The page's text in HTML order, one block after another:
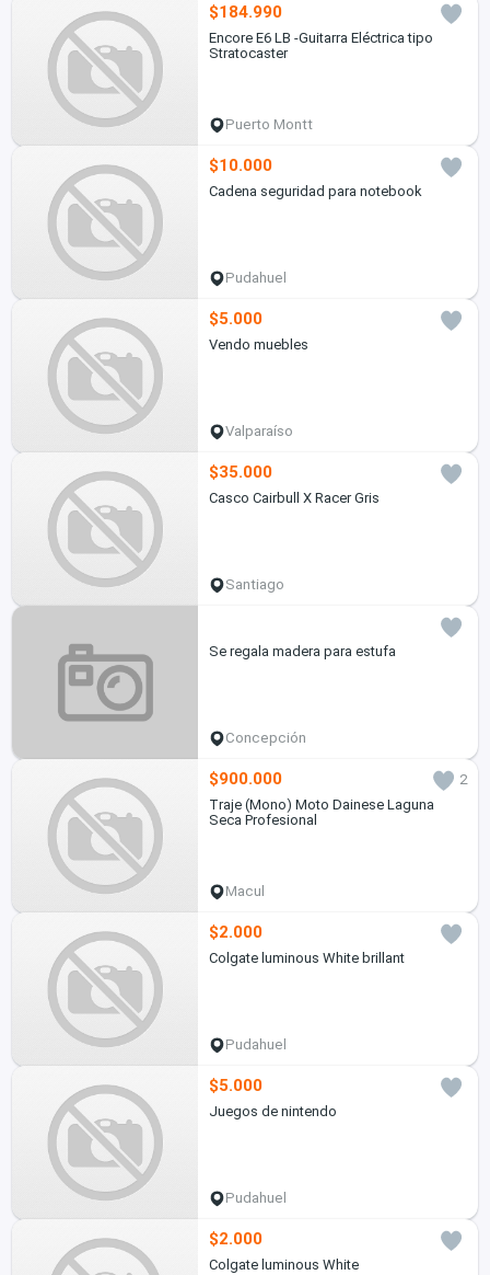
$184.990
Encore E6 LB -Guitarra Eléctrica tipo
Stratocaster
Puerto Montt
$10.000
Cadena seguridad para notebook
Pudahuel
$5.000
Vendo muebles
Valparaíso
$35.000
Casco Cairbull X Racer Gris
Santiago
Se regala madera para estufa
Concepción
$900.000
2
Traje (Mono) Moto Dainese Laguna
Seca Profesional
Macul
$2.000
Colgate luminous White brillant
Pudahuel
$5.000
Juegos de nintendo
Pudahuel
$2.000
Colgate luminous White